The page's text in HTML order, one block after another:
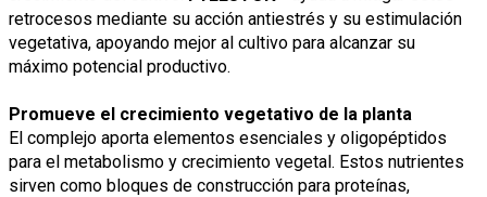
retrocesos mediante su acción antiestrés y su estimulación
vegetativa, apoyando mejor al cultivo para alcanzar su
máximo potencial productivo.
Promueve el crecimiento vegetativo de la planta
El complejo aporta elementos esenciales y oligopéptidos
para el metabolismo y crecimiento vegetal. Estos nutrientes
sirven como bloques de construcción para proteínas,